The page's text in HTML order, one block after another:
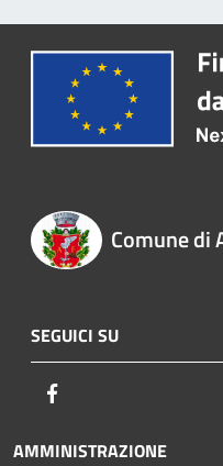
Comune di
SEGUICI SU
AMMINISTRAZIONE